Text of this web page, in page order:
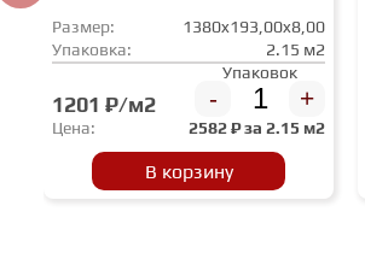
Размер:
1380x193,00x8,00
Упаковка:
2.15 м2
1201 ₽/м2
Упаковок
- +
Цена: 2582₽ за 2.15 м2
В корзину